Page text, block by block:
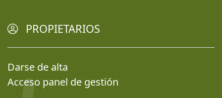
PROPIETARIOS
Darse de alta
Acceso panel de gestión